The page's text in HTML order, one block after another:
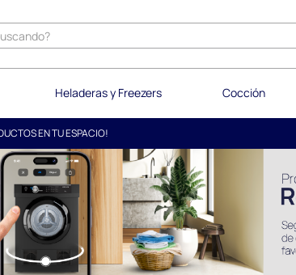
Heladeras y Freezers Cocción
EN TU ESPACIO!